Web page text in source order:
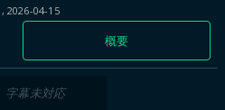
2026-04-15
概要
字幕未対応